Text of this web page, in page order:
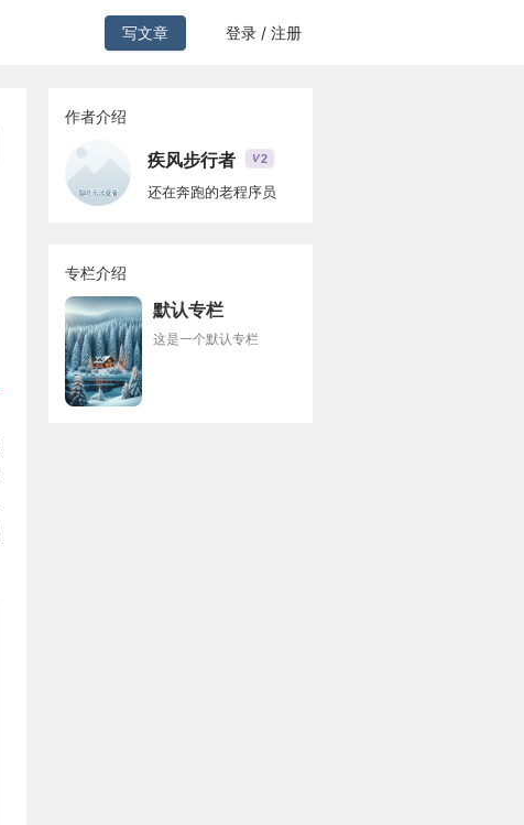
写文章 登录 / 注册
作者介绍
疾风步行者 V2
还在奔跑的老程序员
专栏介绍
默认专栏
这是一个默认专栏